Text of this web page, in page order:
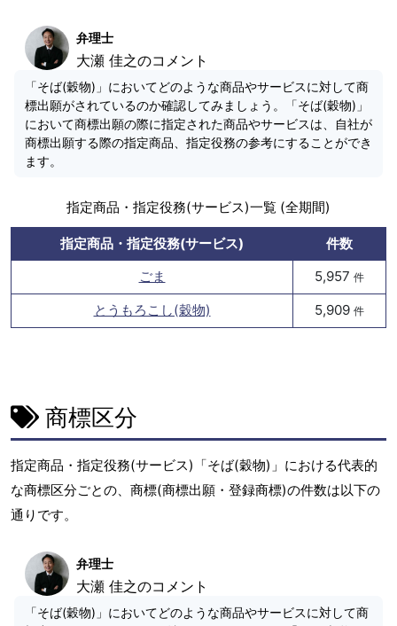
弁理士
大瀬 佳之のコメント
「そば(穀物)」においてどのような商品やサービスに対して商
標出願がされているのか確認してみましょう。「そば(穀物)」
において商標出願の際に指定された商品やサービスは、自社が
商標出願する際の指定商品、指定役務の参考にすることができ
ます。
指定商品・指定役務(サービス)一覧 (全期間)
指定商品・指定役務(サービス)
件数
ごま
5,957 件
とうもろこし(穀物) 5,909 件
商標区分
指定商品・指定役務(サービス)「そば(穀物)」における代表的
な商標区分ごとの、商標(商標出願・登録商標)の件数は以下の
通りです。
弁理士
大瀬 佳之のコメント
「そば(穀物)」においてどのような商品やサービスに対して商